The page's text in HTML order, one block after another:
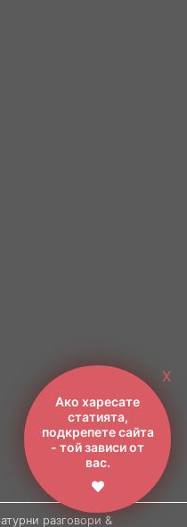
X
Ако харесате
статията,
подкрепете сайта
- той зависи от
вас.
разговори &